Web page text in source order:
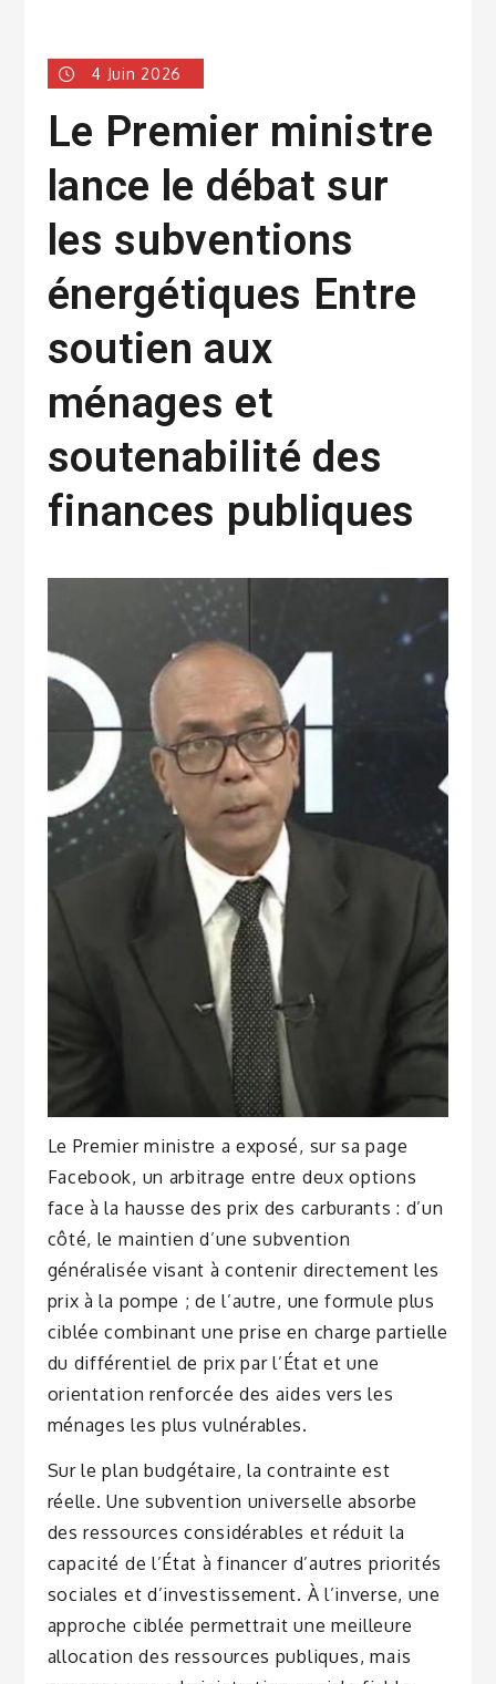
4 Juin 2026
Le Premier ministre
lance le débat sur
les subventions
énergétiques Entre
soutien aux
ménages et
soutenabilité des
finances publiques
Le Premier ministre a exposé, sur sa page
Facebook, un arbitrage entre deux options
face à la hausse des prix des carburants : d’un
côté, le maintien d’une subvention
généralisée visant à contenir directement les
prix à la pompe ; de l’autre, une formule plus
ciblée combinant une prise en charge partielle
du différentiel de prix par l’État et une
orientation renforcée des aides vers les
ménages les plus vulnérables.
Sur le plan budgétaire, la contrainte est
réelle. Une subvention universelle absorbe
des ressources considérables et réduit la
capacité de l’État à financer d’autres priorités
sociales et d’investissement. À l’inverse, une
approche ciblée permettrait une meilleure
allocation des ressources publiques, mais